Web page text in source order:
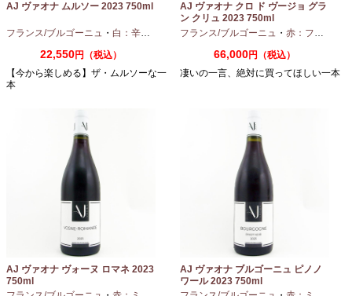
AJ ヴァオナ ムルソー 2023 750ml
フランス/ブルゴーニュ ・ 白：辛口 シャルドネ
22,550円（税込）
【今から楽しめる】ザ・ムルソーな一
本
AJ ヴァオナ クロ ド ヴージョ グラ
ン クリュ 2023 750ml
フランス/ブルゴーニュ ・ 赤：フルボディ
66,000円（税込）
凄いの一言、絶対に買ってほしい一本
AJ ヴァオナ ヴォーヌ ロマネ 2023
750ml
AJ ヴァオナ ブルゴーニュ ピノノ
ワール 2023 750ml